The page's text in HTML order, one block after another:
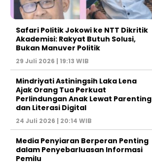
Safari Politik Jokowi ke NTT Dikritik
Akademisi: Rakyat Butuh Solusi,
Bukan Manuver Politik
29 Juli 2026 | 19:13 WIB
Mindriyati Astiningsih Laka Lena
Ajak Orang Tua Perkuat
Perlindungan Anak Lewat Parenting
dan Literasi Digital
24 Juli 2026 | 20:14 WIB
Media Penyiaran Berperan Penting
dalam Penyebarluasan Informasi
Pemilu